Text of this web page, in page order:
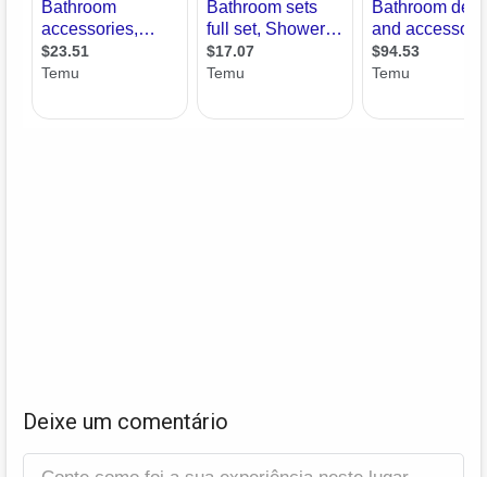
Deixe um comentário